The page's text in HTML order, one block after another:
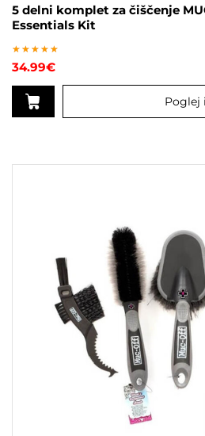
5 delni komplet za čiščenje
Essentials Kit
Ocenjeno
5
34.99€
Poglej